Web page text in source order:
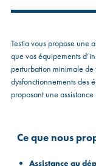
Testia vous propose une
que vos équipements
perturbation minimale
dysfonctionnements des
proposant une
Ce que nous
Assistance au